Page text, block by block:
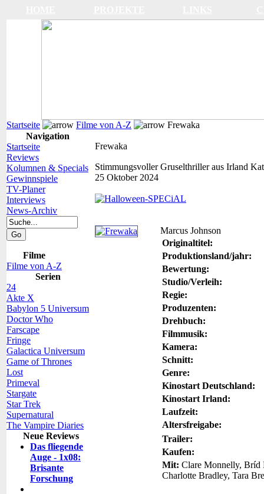
Startseite Filme von A-Z
Frewaka
Navigation
Startseite
Reviews
Kolumnen & Specials
Gewinnspiele
TV-Planer
Interviews
News-Archiv
Filme
Filme von A-Z
Serien
24
Akte X
Babylon 5 Universum
Doctor Who
Farscape
Fringe
Galactica Universum
Game of Thrones
Lost
Primeval
Stargate
Star Trek
Supernatural
The Vampire Diaries
Neue Reviews
Das fliegende
Auge - 1x08:
Brisante
Forschung
Frewaka
Stimmungsvoller Gruselthriller aus Irland
25 Oktober 2024
Marcus Johnson
Originaltitel:
Produktionsland/jahr:
Bewertung:
Studio/Verleih:
Regie:
Produzenten:
Drehbuch:
Filmmusik:
Kamera:
Schnitt:
Genre:
Kinostart Deutschland:
Kinostart Irland:
Laufzeit:
Altersfreigabe:
Trailer:
Kaufen:
Mit: Clare Monnelly, Bríd
Charlotte Bradley, Tara